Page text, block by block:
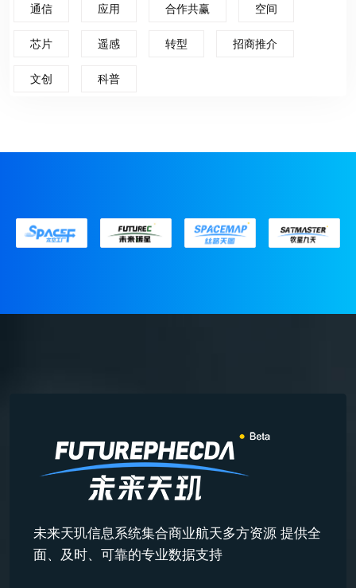
通信 应用 合作共赢 空间
芯片 遥感 转型 招商推介
文创 科普
未来天玑信息系统集合商业航天多方资源 提供全
面、及时、可靠的专业数据支持